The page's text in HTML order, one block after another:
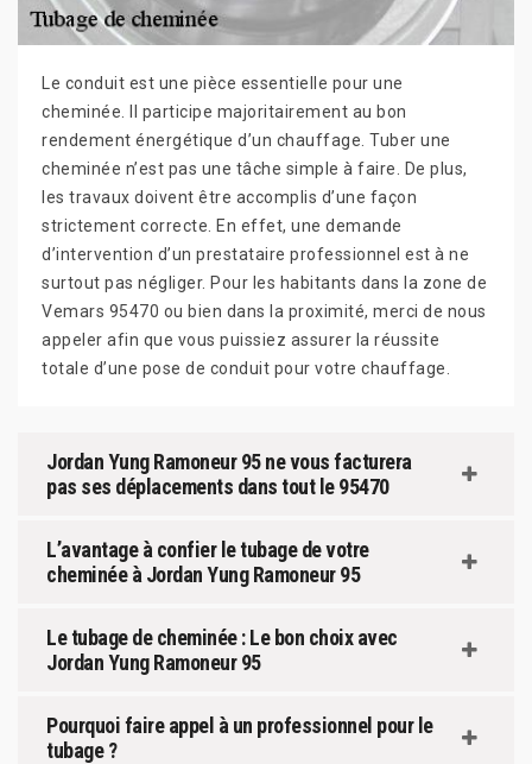
Le conduit est une pièce essentielle pour une
cheminée. Il participe majoritairement au bon
rendement énergétique d’un chauffage. Tuber une
cheminée n’est pas une tâche simple à faire. De plus,
les travaux doivent être accomplis d’une façon
strictement correcte. En effet, une demande
d’intervention d’un prestataire professionnel est à ne
surtout pas négliger. Pour les habitants dans la zone de
Vemars 95470 ou bien dans la proximité, merci de nous
appeler afin que vous puissiez assurer la réussite
totale d’une pose de conduit pour votre chauffage.
Jordan Yung Ramoneur 95 ne vous facturera
pas ses déplacements dans tout le 95470
L’avantage à confier le tubage de votre
cheminée à Jordan Yung Ramoneur 95
Le tubage de cheminée : Le bon choix avec
Jordan Yung Ramoneur 95
Pourquoi faire appel à un professionnel pour le
tubage ?